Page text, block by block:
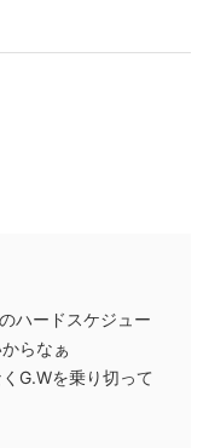
ハードスケジュー
らなぁ
G.Wを乗り切って